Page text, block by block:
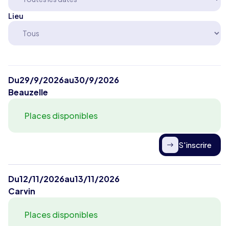
Lieu
Du29/9/2026au30/9/2026
Beauzelle
Places disponibles
S'inscrire
Du12/11/2026au13/11/2026
Carvin
Places disponibles